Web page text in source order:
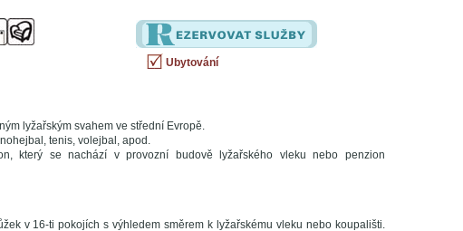
Ubytování
lyžařským svahem ve střední Evropě.
tenis, volejbal, apod.
který se nachází v provozní budově lyžařského vleku nebo penzion
v 16-ti pokojích s výhledem směrem k lyžařskému vleku nebo koupališti.